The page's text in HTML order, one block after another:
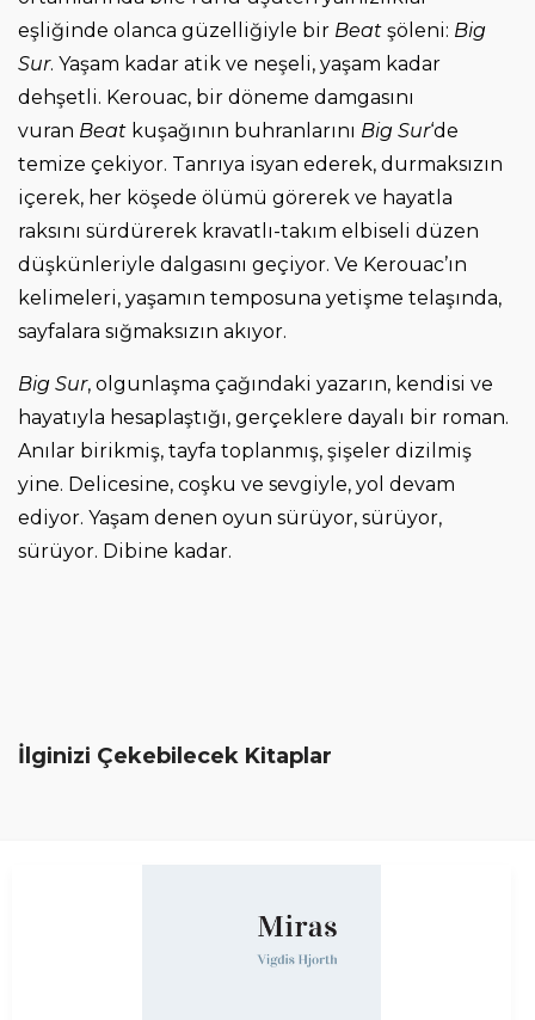
eşliğinde olanca güzelliğiyle bir Beat şöleni: Big
Sur. Yaşam kadar atik ve neşeli, yaşam kadar
dehşetli. Kerouac, bir döneme damgasını
vuran Beat kuşağının buhranlarını Big Sur‘de
temize çekiyor. Tanrıya isyan ederek, durmaksızın
içerek, her köşede ölümü görerek ve hayatla
raksını sürdürerek kravatlı-takım elbiseli düzen
düşkünleriyle dalgasını geçiyor. Ve Kerouac’ın
kelimeleri, yaşamın temposuna yetişme telaşında,
sayfalara sığmaksızın akıyor.
Big Sur, olgunlaşma çağındaki yazarın, kendisi ve
hayatıyla hesaplaştığı, gerçeklere dayalı bir roman.
Anılar birikmiş, tayfa toplanmış, şişeler dizilmiş
yine. Delicesine, coşku ve sevgiyle, yol devam
ediyor. Yaşam denen oyun sürüyor, sürüyor,
sürüyor. Dibine kadar.
İlginizi Çekebilecek Kitaplar